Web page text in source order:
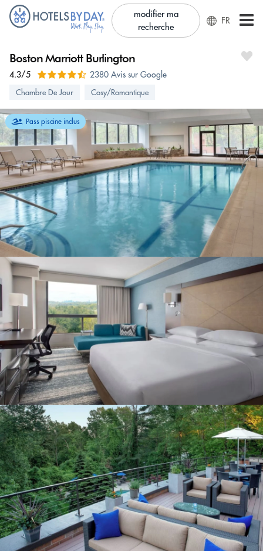
modifier ma
recherche
FR
Boston Marriott Burlington
4.3/5 2380 Avis sur Google
Chambre De Jour Cosy/Romantique
Pass piscine inclus